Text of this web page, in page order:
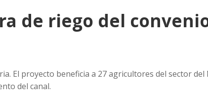
de riego del convenio
El proyecto beneficia a 27 agricultores del sector
del canal.